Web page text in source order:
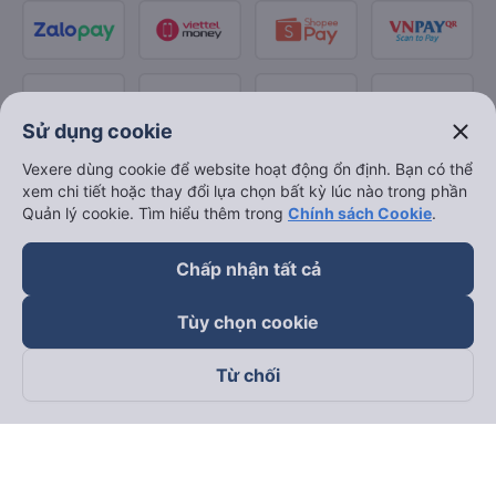
Theo dõi chúng tôi trên
Sử dụng cookie close
Vexere dùng cookie để website hoạt động ổn định. Bạn có thể
xem chi tiết hoặc thay đổi lựa chọn bất kỳ lúc nào trong phần
Quản lý cookie. Tìm hiểu thêm trong Chính sách Cookie.
Chấp nhận tất cả
Tùy chọn cookie
Từ chối